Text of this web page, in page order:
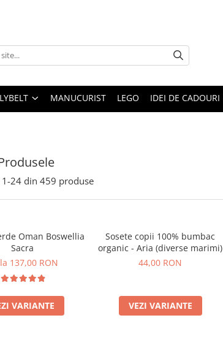
MANUCURIST LEGO IDEI DE CADOURI
1-24 din 459 produse
Oman Boswellia
Sacra
137,00 RON
VARIANTE
Sosete copii 100% bumbac
organic - Aria (diverse marimi)
44,00 RON
VEZI VARIANTE